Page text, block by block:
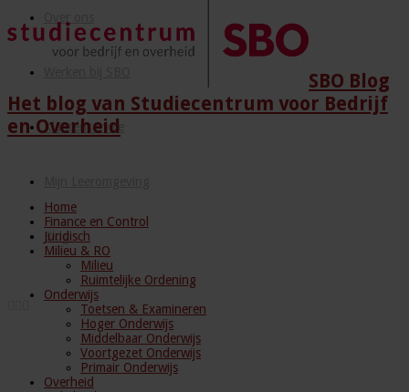
Klantenservice
Blog
SBO Blog
Het blog van Studiecentrum voor Bedrijf
en Overheid
Home
Finance en Control
Juridisch
Milieu & RO
Milieu
Ruimtelijke Ordening
Onderwijs
Toetsen & Examineren
Hoger Onderwijs
Middelbaar Onderwijs
Voortgezet Onderwijs
Primair Onderwijs
Overheid